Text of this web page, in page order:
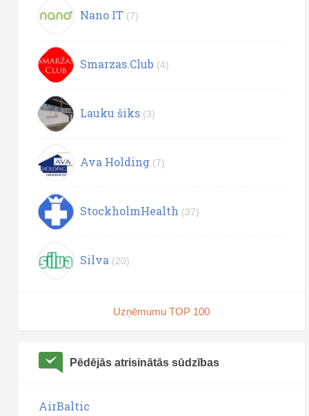
Nano IT (7)
Smarzas.Club (4)
Lauku šiks (3)
Ava Holding (7)
StockholmHealth (37)
Silva (20)
Uzņēmumu TOP 100
Pēdējās atrisinātās sūdzības
AirBaltic